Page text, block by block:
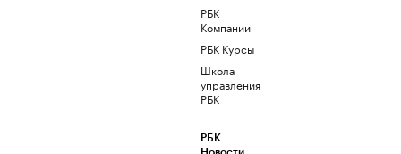
РБК
Компании
РБК Курсы
Школа
управления
РБК
РБК